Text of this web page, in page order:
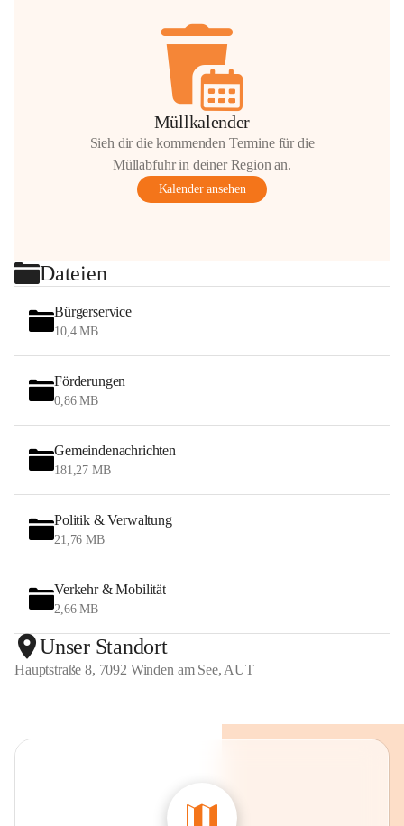
Müllkalender
Sieh dir die kommenden Termine für die
Müllabfuhr in deiner Region an.
Kalender ansehen
Dateien
Bürgerservice
10,4 MB
Förderungen
0,86 MB
Gemeindenachrichten
181,27 MB
Politik & Verwaltung
21,76 MB
Verkehr & Mobilität
2,66 MB
Unser Standort
Hauptstraße 8, 7092 Winden am See, AUT